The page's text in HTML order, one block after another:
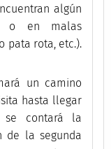
algún
o en malas
pata rota, etc.).
un camino
hasta llegar
se contará la
de la segunda